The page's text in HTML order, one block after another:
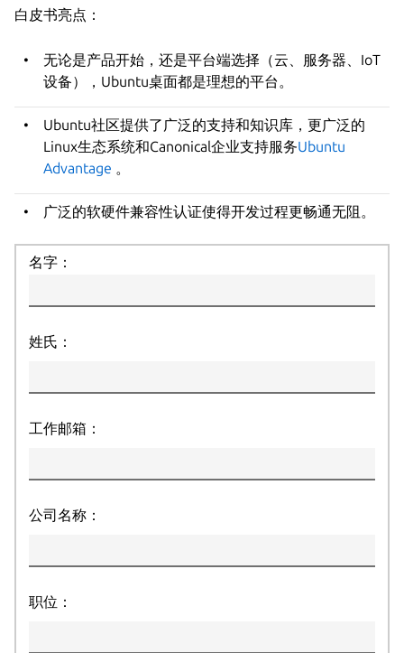
白皮书亮点：
无论是产品开始，还是平台端选择（云、服务器、IoT
设备），Ubuntu桌面都是理想的平台。
Ubuntu社区提供了广泛的支持和知识库，更广泛的
Linux生态系统和Canonical企业支持服务Ubuntu
Advantage 。
广泛的软硬件兼容性认证使得开发过程更畅通无阻。
名字：
姓氏：
工作邮箱：
公司名称：
职位：